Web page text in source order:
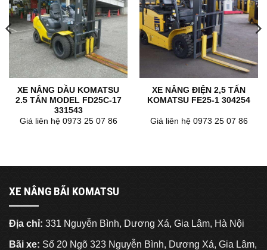
XE NÂNG DẦU KOMATSU
2.5 TẤN MODEL FD25C-17
331543
Giá liên hệ 0973 25 07 86
XE NÂNG ĐIỆN 2,5 TẤN
KOMATSU FE25-1 304254
Giá liên hệ 0973 25 07 86
XE NÂNG BÃI KOMATSU
Địa chỉ: 331 Nguyễn Bình, Dương Xá, Gia Lâm, Hà Nội
Bãi xe: Số 20 Ngõ 323 Nguyễn Bình, Dương Xá, Gia Lâm,